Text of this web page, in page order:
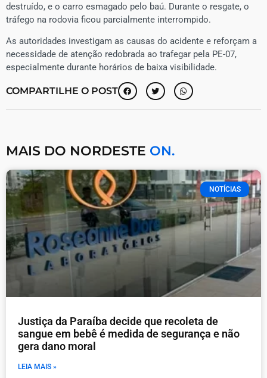
destruído, e o carro esmagado pelo baú. Durante o resgate, o
tráfego na rodovia ficou parcialmente interrompido.
As autoridades investigam as causas do acidente e reforçam a
necessidade de atenção redobrada ao trafegar pela PE-07,
especialmente durante horários de baixa visibilidade.
COMPARTILHE O POST
MAIS DO NORDESTE ON.
NOTÍCIAS
Justiça da Paraíba decide que recoleta de
sangue em bebê é medida de segurança e não
gera dano moral
LEIA MAIS »